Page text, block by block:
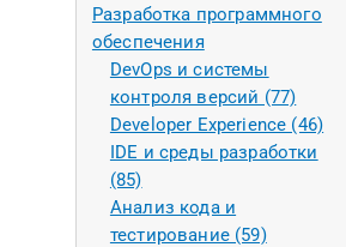
Разработка программного
обеспечения
DevOps и системы
контроля версий (77)
Developer Experience (46)
IDE и среды разработки
(85)
Анализ кода и
тестирование (59)